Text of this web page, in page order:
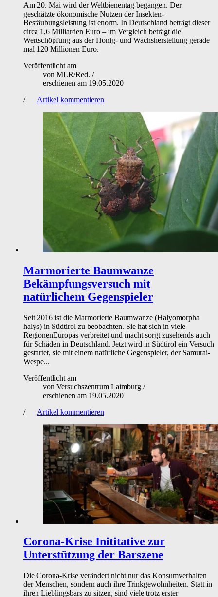
Am 20. Mai wird der Weltbienentag begangen. Der
geschätzte ökonomische Nutzen der Insekten-
Bestäubungsleistung ist enorm. In Deutschland beträgt dieser
circa 1,6 Milliarden Euro – im Vergleich beträgt die
Wertschöpfung aus der Honig- und Wachsherstellung gerade
mal 120 Millionen Euro.
Veröffentlicht am
von MLR/Red. /
erschienen am 19.05.2020
/
Artikel kommentieren
Marmorierte Baumwanze
Bekämpfungsversuch mit
natürlichem Gegenspieler
Seit 2016 ist die Marmorierte Baumwanze (Halyomorpha
halys) in Südtirol zu beobachten. Sie hat sich in viele
RegionenEuropas verbreitet und macht sorgt zusehends auch
für Schäden in Deutschland. Jetzt wird in Südtirol ein Versuch
gestartet, sie mit einem natürliche Gegenspieler, der Samurai-
Wespe...
Veröffentlicht am
von Versuchszentrum Laimburg /
erschienen am 19.05.2020
/
Artikel kommentieren
Corona-Krise Inititative zur
Unterstützung der Barszene
Die Corona-Krise verändert nicht nur das Konsumverhalten
der Menschen, sondern auch ihre Trinkgewohnheiten. Statt in
ihren Lieblingsbars zu sitzen, sind viele trotz erster